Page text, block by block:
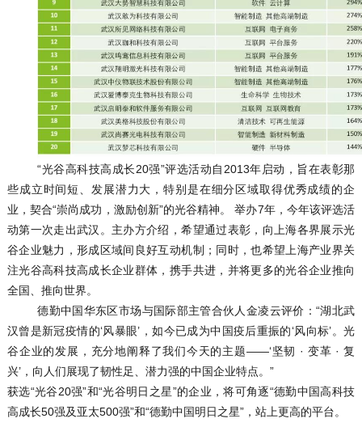
“光谷高科技高成长20强”评选活动自2013年启动，旨在表彰那
些成立时间短、发展潜力大，特别是在细分区域取得优秀成绩的企
业，契合“崇尚成功，激励创新”的光谷精神。 举办7年，今年该评选活
动第一次走出武汉。主办方介绍，希望通过表彰，向上海各界展示光
谷企业魅力，形成区域间良好互动机制；同时，也希望上海产业界关
注光谷高科技高成长企业群体，携手共进，并将更多的光谷企业推向
全国、推向世界。
德勤中国华东区市场与国际部主管合伙人金凌云评价： “湖北武
汉曾是新冠疫情的‘风暴眼’，如今已成为中国疫后重振的‘风向标’。光
谷企业的发展，充分地阐释了我们今天的主题——‘坚韧 · 变革 · 复
兴’，向人们展现了韧性足、潜力强的中国企业特点。”
获选“光谷20强”和“光谷明日之星”的企业，将可角逐“德勤中国高科技
高成长50强及亚太500强”和“德勤中国明日之星”，站上更高的平台。